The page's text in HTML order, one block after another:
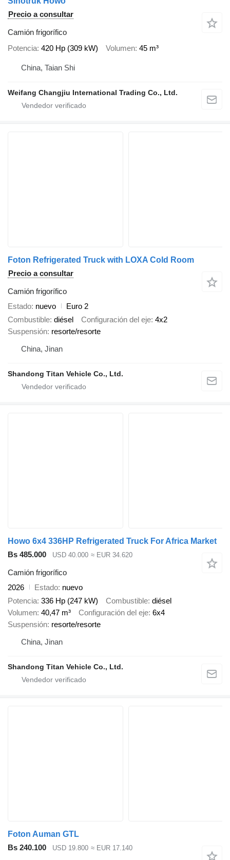
Precio a consultar
Camión frigorífico
Potencia 420 Hp (309 kW) Volumen 45 m³
China, Taian Shi
Weifang Changjiu International Trading Co., Ltd.
Foton Refrigerated Truck with LOXA Cold Room
Precio a consultar
Camión frigorífico
Estado nuevo
Euro 2
Combustible diésel Configuración del eje 4x2
Suspensión resorte/resorte
China, Jinan
Shandong Titan Vehicle Co., Ltd.
Howo 6x4 336HP Refrigerated Truck For Africa Market
Bs 485.000
USD 40.000 ≈ EUR 34.620
Camión frigorífico
2026
Estado nuevo
Potencia 336 Hp (247 kW) Combustible diésel
Volumen 40,47 m³ Configuración del eje 6x4
Suspensión resorte/resorte
China, Jinan
Shandong Titan Vehicle Co., Ltd.
Foton Auman GTL
Bs 240.100
USD 19.800 ≈ EUR 17.140